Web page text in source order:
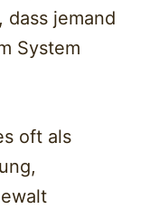
dass jemand
System
oft als